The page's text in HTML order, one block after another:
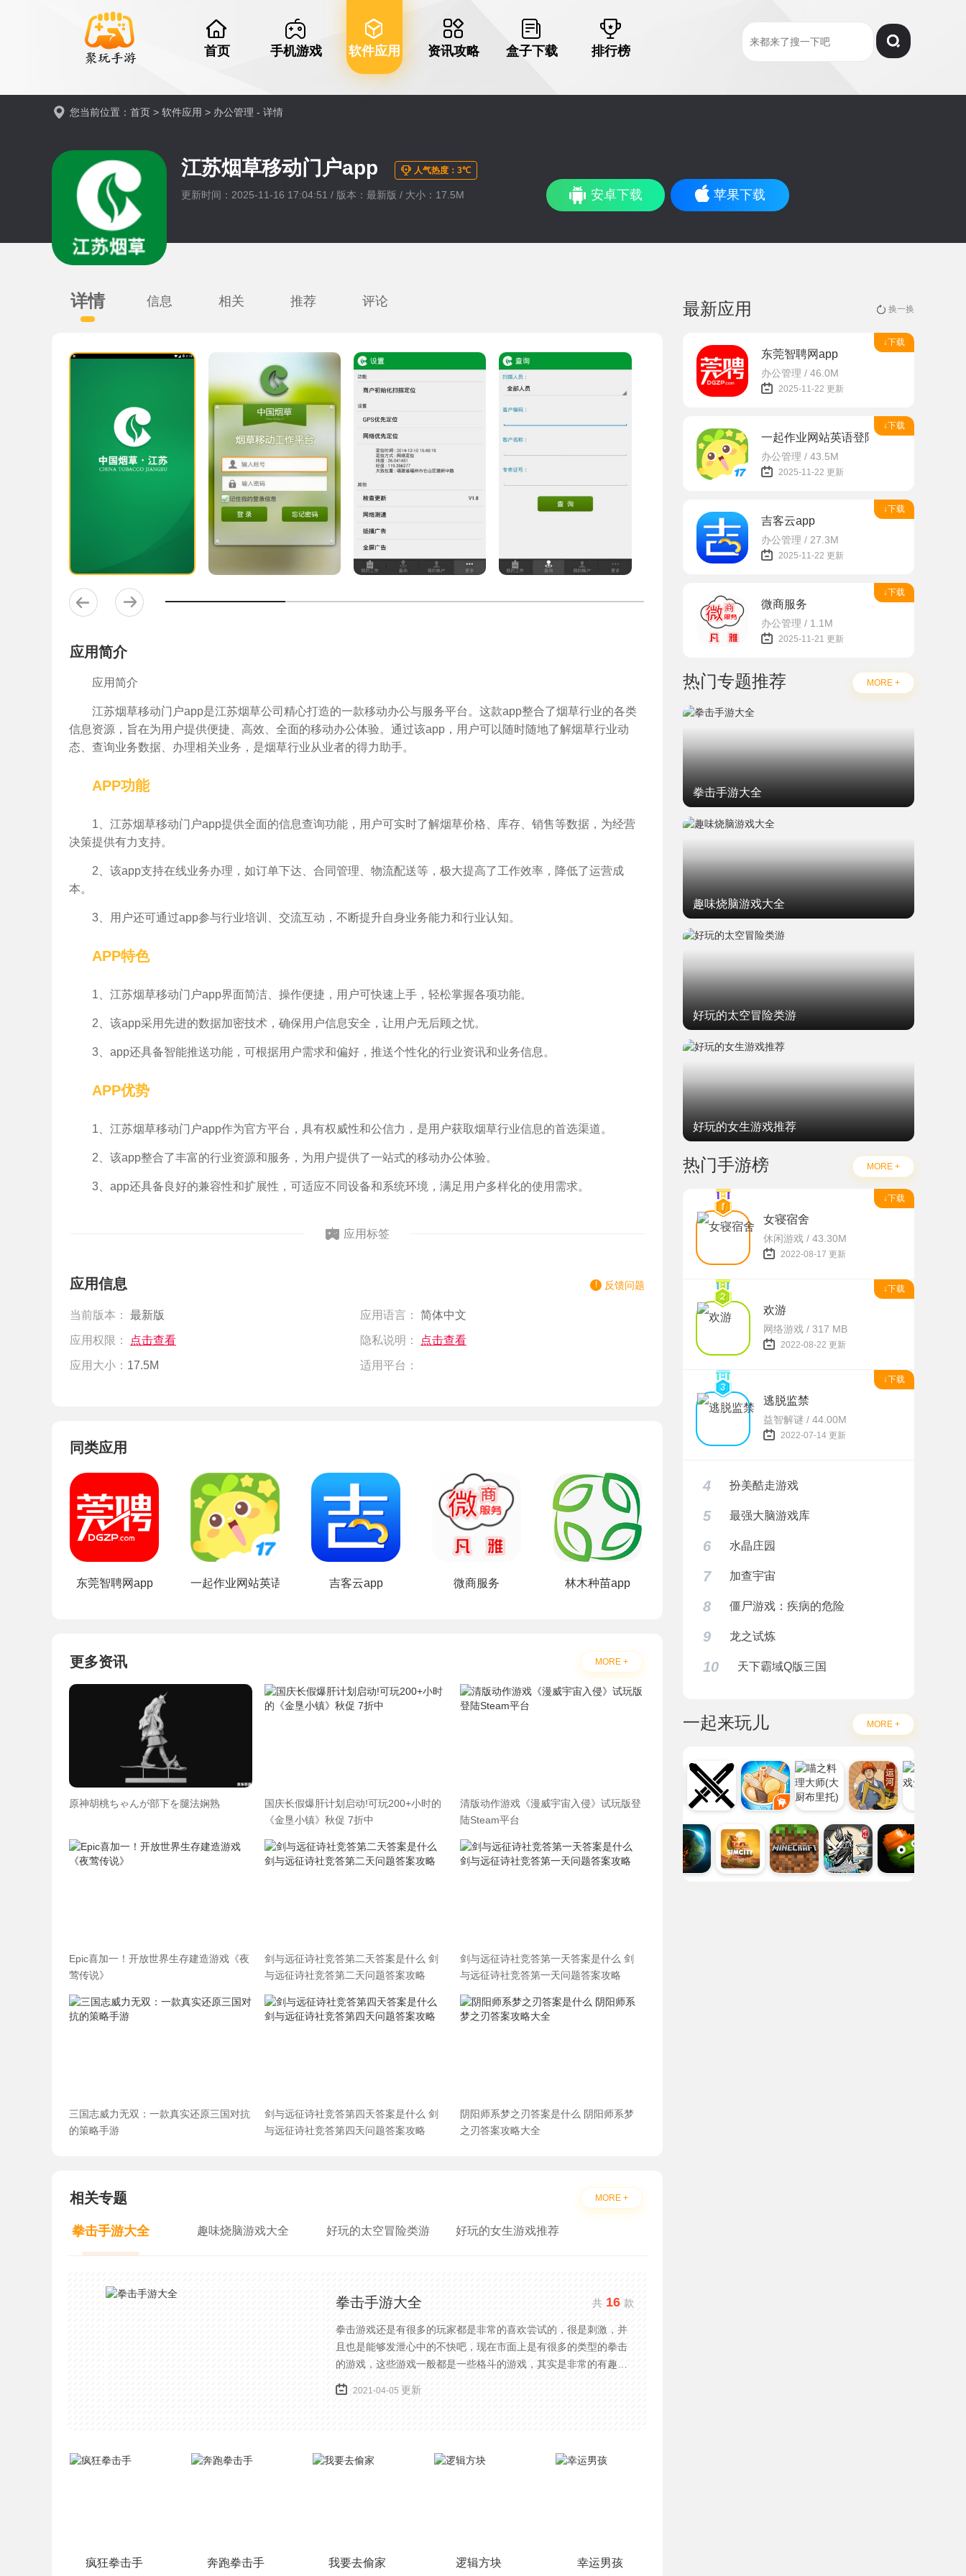
首页 手机游戏 软件应用 资讯攻略 盒子下载 排行榜
您当前位置： 首页 > 软件应用 > 办公管理 - 详情
江苏烟草移动门户app 人气热度：3℃
更新时间：2025-11-16 17:04:51 / 版本：最新版 / 大小：17.5M 安卓下载 苹果下载
详情 信息 相关 推荐 评论
应用简介
应用简介
江苏烟草移动门户app是江苏烟草公司精心打造的一款移动办公与服务平台。这款app整合了烟草行业的各类
信息资源，旨在为用户提供便捷、高效、全面的移动办公体验。通过该app，用户可以随时随地了解烟草行业动
态、查询业务数据、办理相关业务，是烟草行业从业者的得力助手。
APP功能
1、江苏烟草移动门户app提供全面的信息查询功能，用户可实时了解烟草价格、库存、销售等数据，为经营
决策提供有力支持。
2、该app支持在线业务办理，如订单下达、合同管理、物流配送等，极大提高了工作效率，降低了运营成
本。
3、用户还可通过app参与行业培训、交流互动，不断提升自身业务能力和行业认知。
APP特色
1、江苏烟草移动门户app界面简洁、操作便捷，用户可快速上手，轻松掌握各项功能。
2、该app采用先进的数据加密技术，确保用户信息安全，让用户无后顾之忧。
3、app还具备智能推送功能，可根据用户需求和偏好，推送个性化的行业资讯和业务信息。
APP优势
1、江苏烟草移动门户app作为官方平台，具有权威性和公信力，是用户获取烟草行业信息的首选渠道。
2、该app整合了丰富的行业资源和服务，为用户提供了一站式的移动办公体验。
3、app还具备良好的兼容性和扩展性，可适应不同设备和系统环境，满足用户多样化的使用需求。
应用标签
应用信息 反馈问题
当前版本： 最新版 应用语言： 简体中文
应用权限： 点击查看 隐私说明： 点击查看
应用大小： 17.5M 适用平台：
同类应用
东莞智聘网app 一起作业网站英语登陆平台 吉客云app 微商服务 林木种苗app
更多资讯 MORE +
原神胡桃ちゃんが部下を腿法娴熟
国庆长假爆肝计划启动!可玩200+小时的
《金垦小镇》秋促 7折中
清版动作游戏《漫威宇宙入侵》试玩版登
陆Steam平台
Epic喜加一！开放世界生存建造游戏《夜
莺传说》
剑与远征诗社竞答第二天答案是什么 剑
与远征诗社竞答第二天问题答案攻略
剑与远征诗社竞答第一天答案是什么 剑
与远征诗社竞答第一天问题答案攻略
三国志威力无双：一款真实还原三国对抗
的策略手游
剑与远征诗社竞答第四天答案是什么 剑
与远征诗社竞答第四天问题答案攻略
阴阳师系梦之刃答案是什么 阴阳师系梦
之刃答案攻略大全
相关专题 MORE +
拳击手游大全 趣味烧脑游戏大全 好玩的太空冒险类游 好玩的女生游戏推荐
拳击手游大全 共16 款
拳击游戏还是有很多的玩家都是非常的喜欢尝试的，很是刺激，并
且也是能够发泄心中的不快吧，现在市面上是有很多的类型的拳击
的游戏，这些游戏一般都是一些格斗的游戏，其实是非常的有趣，
也是相当的刺激的，游戏中是有一些不同的场景都是能够去进行体
验的，我们也是能够去刺激的进行对战的，小编现在就是收集了一
2021-04-05 更新
疯狂拳击手 奔跑拳击手 我要去偷家 逻辑方块 幸运男孩
最新应用 换一换
↓下载
东莞智聘网app
办公管理 / 46.0M
2025-11-22 更新
↓下载
一起作业网站英语登陆平台
办公管理 / 43.5M
2025-11-22 更新
↓下载
吉客云app
办公管理 / 27.3M
2025-11-22 更新
↓下载
微商服务
办公管理 / 1.1M
2025-11-21 更新
热门专题推荐 MORE +
拳击手游大全
趣味烧脑游戏大全
好玩的太空冒险类游
好玩的女生游戏推荐
热门手游榜 MORE +
↓下载
女寝宿舍
休闲游戏 / 43.30M
2022-08-17 更新
↓下载
欢游
网络游戏 / 317 MB
2022-08-22 更新
↓下载
逃脱监禁
益智解谜 / 44.00M
2022-07-14 更新
4 扮美酷走游戏
5 最强大脑游戏库
6 水晶庄园
7 加查宇宙
8 僵尸游戏：疾病的危险
9 龙之试炼
10 天下霸域Q版三国
一起来玩儿 MORE +